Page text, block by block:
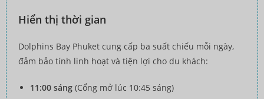
Hiển thị thời gian
Dolphins Bay Phuket cung cấp ba suất chiếu mỗi ngày,
đảm bảo tính linh hoạt và tiện lợi cho du khách:
11:00 sáng (Cổng mở lúc 10:45 sáng)